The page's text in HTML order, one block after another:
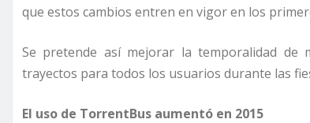
que estos cambios entren en vigor en los
Se pretende así mejorar la temporalidad de
trayectos para todos los usuarios durante las
El uso de TorrentBus aumentó en 2015